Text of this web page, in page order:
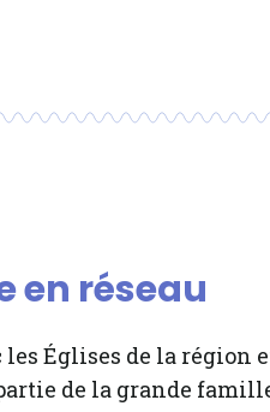
en réseau
Églises de la région
de la grande